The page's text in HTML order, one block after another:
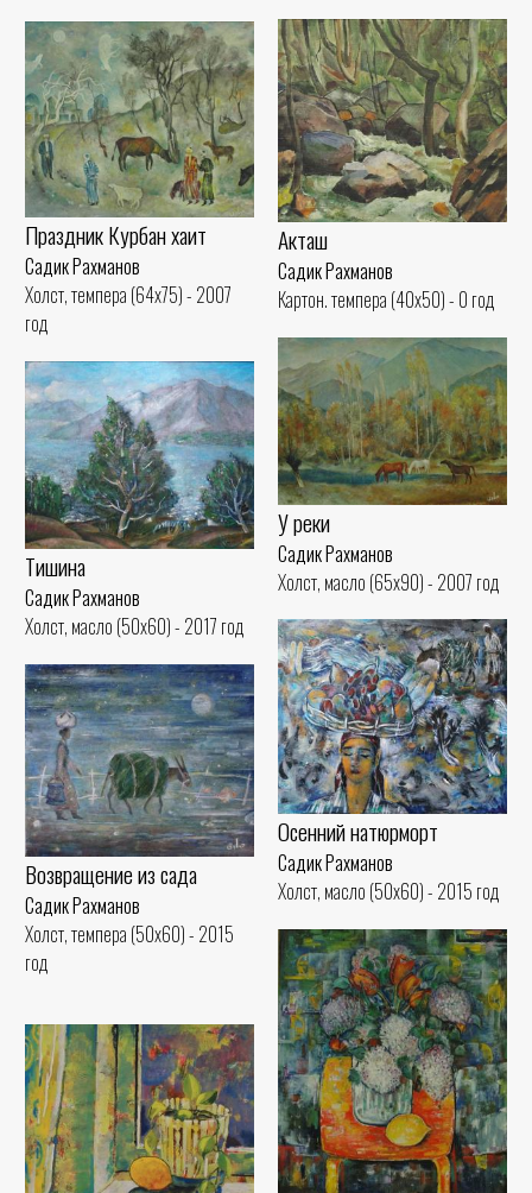
Акташ
Садик Рахманов
Картон. темпера (40x50) - 0 год
Праздник Курбан хаит
Садик Рахманов
Холст, темпера (64x75) - 2007
год
У реки
Садик Рахманов
Холст, масло (65x90) - 2007 год
Тишина
Садик Рахманов
Холст, масло (50x60) - 2017 год
Осенний натюрморт
Садик Рахманов
Холст, масло (50x60) - 2015 год
Возвращение из сада
Садик Рахманов
Холст, темпера (50x60) - 2015
год